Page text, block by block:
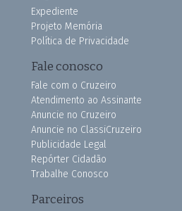
Expediente
Projeto Memória
Política de Privacidade
Fale conosco
Fale com o Cruzeiro
Atendimento ao Assinante
Anuncie no Cruzeiro
Anuncie no ClassiCruzeiro
Publicidade Legal
Repórter Cidadão
Trabalhe Conosco
Parceiros